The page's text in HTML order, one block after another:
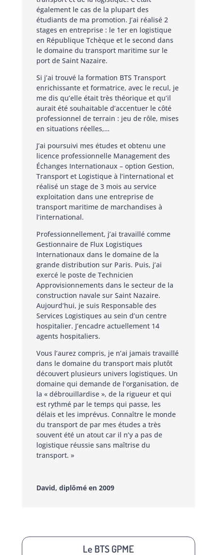
également le cas de la plupart des
étudiants de ma promotion. J’ai réalisé 2
stages en entreprise : le 1er en logistique
en République Tchèque et le second dans
le domaine du transport maritime sur le
port de Saint Nazaire.
Si j’ai trouvé la formation BTS Transport
enrichissante et formatrice, avec le recul, je
me dis qu’elle était très théorique et qu’il
aurait été souhaitable d’accentuer le côté
professionnel de terrain : jeu de rôle, mises
en situations réelles,…
J’ai poursuivi mes études et obtenu une
licence professionnelle Management des
Échanges Internationaux – option Gestion,
Transport et Logistique à l’international et
réalisé un stage de 3 mois au service
exploitation dans une entreprise de
transport maritime de marchandises à
l’international.
Professionnellement, j’ai travaillé comme
Gestionnaire de Flux Logistiques
Internationaux dans le domaine de la
grande distribution sur Paris. Puis, j’ai
exercé le poste de Technicien
Approvisionnements dans le secteur de la
construction navale sur Saint Nazaire.
Aujourd’hui, je suis Responsable des
Services Logistiques au sein d’un centre
hospitalier. J’encadre actuellement 14
agents hospitaliers.
Vous l’aurez compris, je n’ai jamais travaillé
dans le domaine du transport mais plutôt
découvert plusieurs univers logistiques. Un
domaine qui demande de l’organisation, de
la « débrouillardise », de la rigueur et qui
est rythmé par le temps qui passe, les
délais et les imprévus. Connaître le monde
du transport de par mes études a très
souvent été un atout car il n’y a pas de
logistique réussie sans maîtrise du
transport. »
David, diplômé en 2009
Le BTS GPME